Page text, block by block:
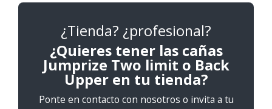
¿Tienda? ¿profesional?
¿Quieres tener las cañas
Jumprize Two limit o Back
Upper en tu tienda?
Ponte en contacto con nosotros o invita a tu